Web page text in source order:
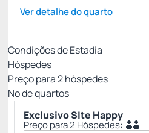
Ver detalhe do quarto
Condições de Estadia
Hóspedes
Preço para2hóspedes
Nº de quartos
Exclusivo SIte Happy
Preço para 2 Hóspedes: